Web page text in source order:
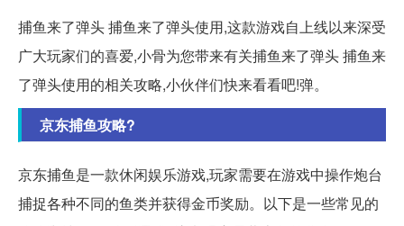
捕鱼来了弹头 捕鱼来了弹头使用,这款游戏自上线以来深受
广大玩家们的喜爱,小骨为您带来有关捕鱼来了弹头 捕鱼来
了弹头使用的相关攻略,小伙伴们快来看看吧!弹。
京东捕鱼攻略?
京东捕鱼是一款休闲娱乐游戏,玩家需要在游戏中操作炮台
捕捉各种不同的鱼类并获得金币奖励。以下是一些常见的